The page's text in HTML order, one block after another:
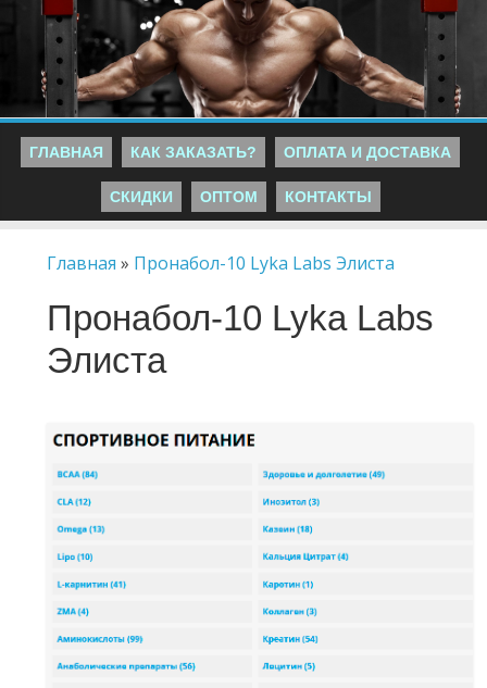
ГЛАВНАЯ КАК ЗАКАЗАТЬ? ОПЛАТА И ДОСТАВКА
СКИДКИ ОПТОМ КОНТАКТЫ
Главная » Пронабол-10 Lyka Labs Элиста
Пронабол-10 Lyka Labs
Элиста